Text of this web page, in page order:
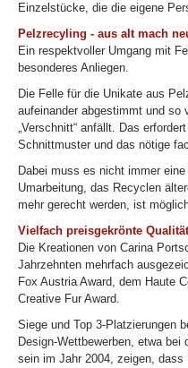
Einzelstücke, die die eigene
Pelzrecyling - aus alt mach
Ein respektvoller Umgang mit
besonderes Anliegen.
Die Felle für die Unikate aus
aufeinander abgestimmt und so
„Verschnitt“ anfällt. Das
Schnittmuster und das nötige
Dabei muss es nicht immer
Umarbeitung, das Recyclen
mehr gerecht werden, ist
Vielfach preisgekrönte
Die Kreationen von Carina
Jahrzehnten mehrfach
Fox Austria Award, dem Haute
Creative Fur Award.
Siege und Top 3-Platzierungen
Design-Wettbewerben, etwa
sein im Jahr 2004, zeigen,